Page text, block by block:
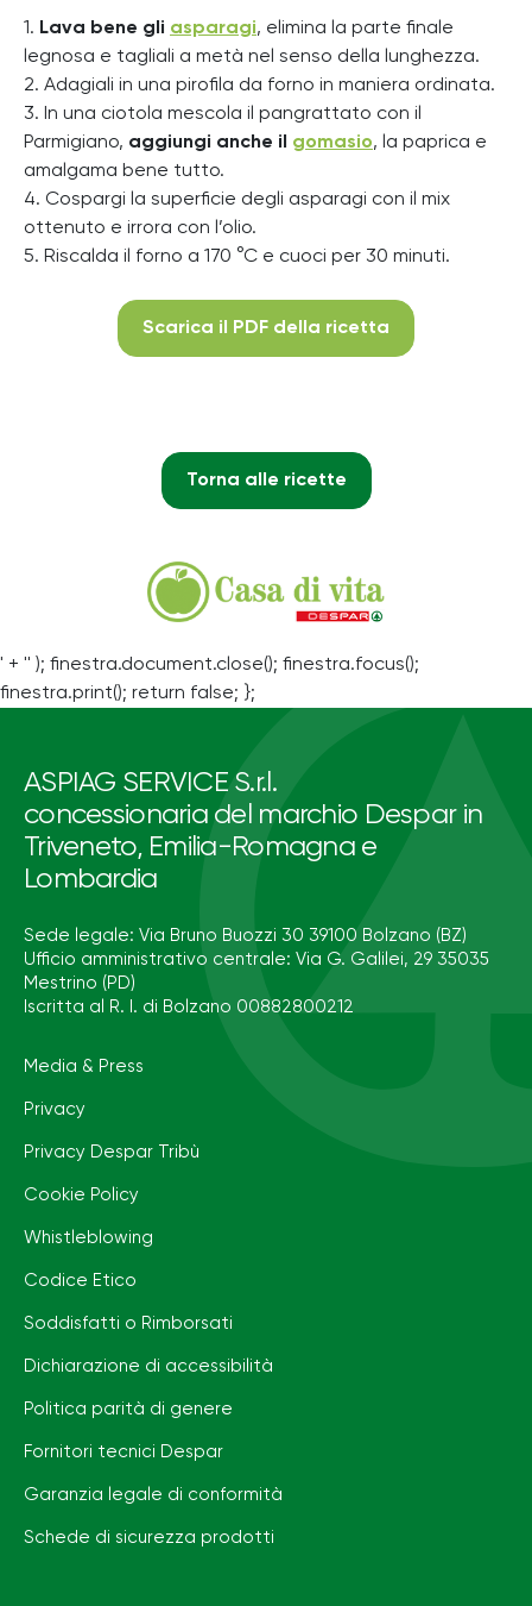
1. Lava bene gli asparagi, elimina la parte finale
legnosa e tagliali a metà nel senso della lunghezza.
2. Adagiali in una pirofila da forno in maniera ordinata.
3. In una ciotola mescola il pangrattato con il
Parmigiano, aggiungi anche il gomasio, la paprica e
amalgama bene tutto.
4. Cospargi la superficie degli asparagi con il mix
ottenuto e irrora con l’olio.
5. Riscalda il forno a 170 °C e cuoci per 30 minuti.
Scarica il PDF della ricetta
Torna alle ricette
' + '' ); finestra.document.close(); finestra.focus();
finestra.print(); return false; };
ASPIAG SERVICE S.r.l.
concessionaria del marchio Despar in
Triveneto, Emilia-Romagna e
Lombardia
Sede legale: Via Bruno Buozzi 30 39100 Bolzano (BZ)
Ufficio amministrativo centrale: Via G. Galilei, 29 35035
Mestrino (PD)
Iscritta al R. I. di Bolzano 00882800212
Media & Press
Privacy
Privacy Despar Tribù
Cookie Policy
Whistleblowing
Codice Etico
Soddisfatti o Rimborsati
Dichiarazione di accessibilità
Politica parità di genere
Fornitori tecnici Despar
Garanzia legale di conformità
Schede di sicurezza prodotti